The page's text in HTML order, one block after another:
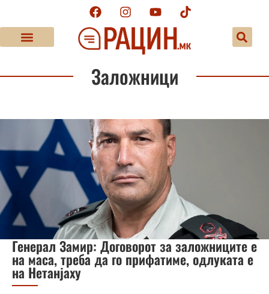
Заложници
Генерал Замир: Договорот за заложниците е
на маса, треба да го прифатиме, одлуката е
на Нетанјаху